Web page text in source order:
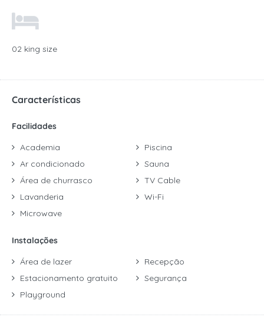
02 king size
Características
Facilidades
Academia
Ar condicionado
Área de churrasco
Lavanderia
Microwave
Piscina
Sauna
TV Cable
Wi-Fi
Instalações
Área de lazer
Estacionamento gratuito
Playground
Recepção
Segurança